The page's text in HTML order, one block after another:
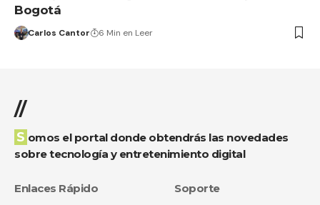
Bogotá
Carlos Cantor 6 Min en Leer
//
Somos el portal donde obtendrás las novedades
sobre tecnología y entretenimiento digital
Enlaces Rápido Soporte